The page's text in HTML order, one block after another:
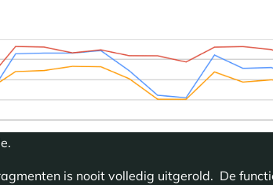
is nooit volledig uitgerold. De